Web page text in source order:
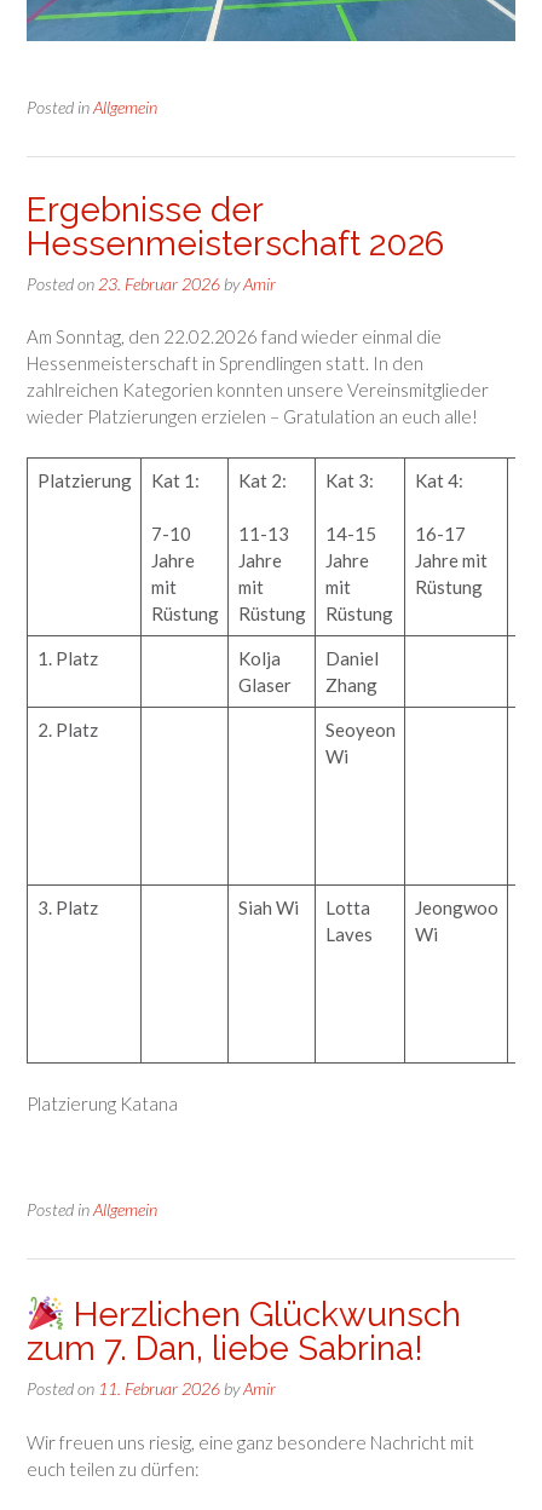
Posted inAllgemein
Ergebnisse der
Hessenmeisterschaft 2026
Posted on 23. Februar 2026 byAmir
Am Sonntag, den 22.02.2026 fand wieder einmal die
Hessenmeisterschaft in Sprendlingen statt. In den
zahlreichen Kategorien konnten unsere Vereinsmitglieder
wieder Platzierungen erzielen – Gratulation an euch alle!
Platzierung Kat 1:
7-10
Jahre
mit
Rüstung
Kat 2:
11-13
Jahre
mit
Rüstung
Kat 3:
14-15
Jahre
mit
Rüstung
Kat 4:
16-17
Jahre mit
Rüstung
1. Platz
Kolja
Glaser
Daniel
Zhang
2. Platz
Seoyeon
Wi
3. Platz Siah Wi
Lotta
Laves
Jeongwoo
Wi
Platzierung Katana
Posted inAllgemein
Herzlichen Glückwunsch
zum 7. Dan, liebe Sabrina!
Posted on 11. Februar 2026 byAmir
Wir freuen uns riesig, eine ganz besondere Nachricht mit
euch teilen zu dürfen: